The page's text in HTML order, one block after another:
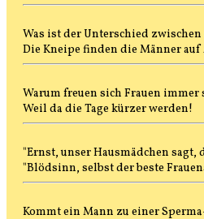
Was ist der Unterschied
Die Kneipe finden die Männer auf
Warum freuen sich Frauen immer
Weil da die Tage kürzer werden!
"Ernst, unser Hausmädchen sagt,
"Blödsinn, selbst der beste
Kommt ein Mann zu einer